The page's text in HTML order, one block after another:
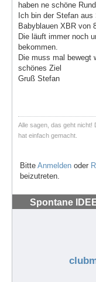
haben ne schöne
Ich bin der Stefan
Babyblauen XBR von
Die läuft immer noch
bekommen.
Die muss mal bewegt
schönes Ziel
Gruß Stefan
Alle sagen, das geht nicht!
hat einfach gemacht.
Bitte Anmelden oder
beizutreten.
Spontane